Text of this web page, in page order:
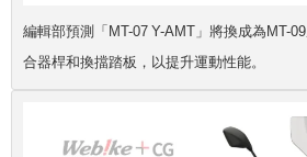
編輯部預測「MT-07 Y-AMT」將換成為MT-
合器桿和換擋踏板，以提升運動性能。